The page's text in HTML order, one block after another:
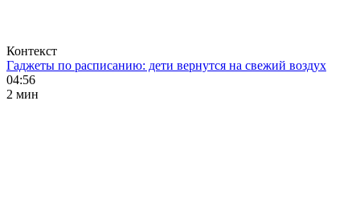
Контекст
Гаджеты по расписанию: дети вернутся на свежий воздух
04:56
2 мин